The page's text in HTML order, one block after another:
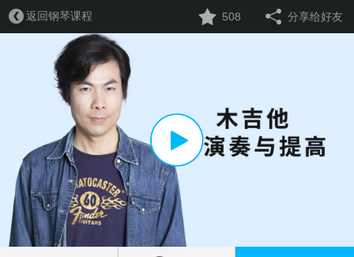
返回钢琴课程 508 分享给好友